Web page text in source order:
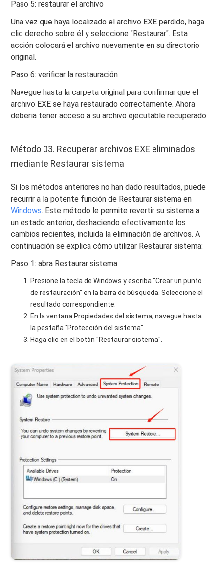
Paso 5: restaurar el archivo
Una vez que haya localizado el archivo EXE perdido, haga
clic derecho sobre él y seleccione "Restaurar". Esta
acción colocará el archivo nuevamente en su directorio
original.
Paso 6: verificar la restauración
Navegue hasta la carpeta original para confirmar que el
archivo EXE se haya restaurado correctamente. Ahora
debería tener acceso a su archivo ejecutable recuperado.
Método 03. Recuperar archivos EXE eliminados
mediante Restaurar sistema
Si los métodos anteriores no han dado resultados, puede
recurrir a la potente función de Restaurar sistema en
Windows. Este método le permite revertir su sistema a
un estado anterior, deshaciendo efectivamente los
cambios recientes, incluida la eliminación de archivos. A
continuación se explica cómo utilizar Restaurar sistema:
Paso 1: abra Restaurar sistema
Presione la tecla de Windows y escriba "Crear un punto
de restauración" en la barra de búsqueda. Seleccione el
resultado correspondiente.
En la ventana Propiedades del sistema, navegue hasta
la pestaña "Protección del sistema".
Haga clic en el botón "Restaurar sistema".